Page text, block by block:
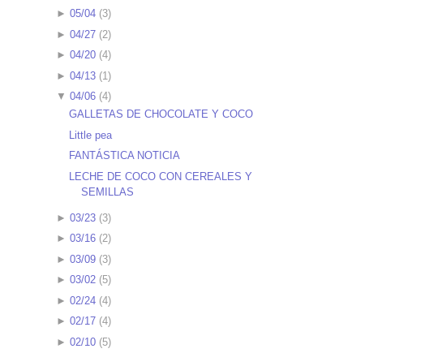
► 05/04(3)
► 04/27(2)
► 04/20(4)
► 04/13(1)
▼ 04/06(4)
GALLETAS DE CHOCOLATE Y COCO
Little pea
FANTÁSTICA NOTICIA
LECHE DE COCO CON CEREALES Y
SEMILLAS
► 03/23(3)
► 03/16(2)
► 03/09(3)
► 03/02(5)
► 02/24(4)
► 02/17(4)
► 02/10(5)